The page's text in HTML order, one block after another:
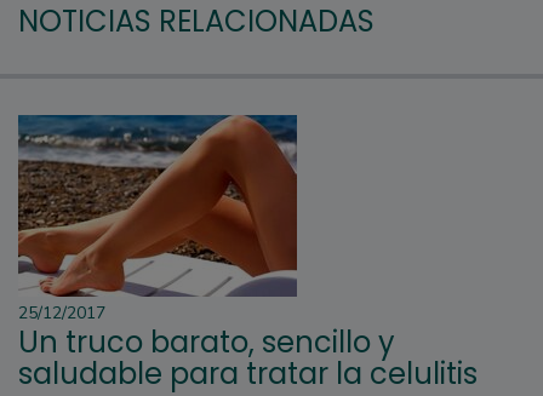
NOTICIAS RELACIONADAS
25/12/2017
Un truco barato, sencillo y
saludable para tratar la celulitis